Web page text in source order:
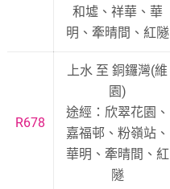
和墟、祥華、華
明、牽晴間、紅隧
R678
上水 至 銅鑼灣(維
園)
途經：欣翠花園、
嘉福邨、粉嶺站、
華明、牽晴間、紅
隧